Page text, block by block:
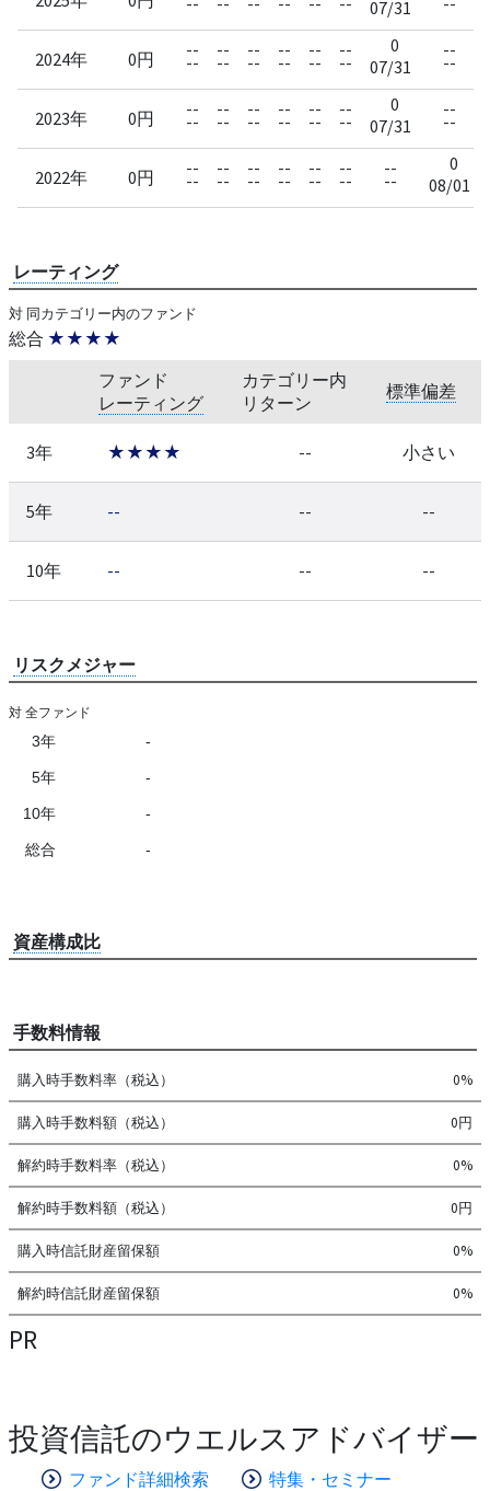
07/31
2024年 0円 --
--
--
--
--
--
--
--
--
--
--
--
0
07/31
--
--
2023年 0円 --
--
--
--
--
--
--
--
--
--
--
--
0
07/31
--
--
2022年 0円 --
--
--
--
--
--
--
--
--
--
--
--
--
--
0
08/01
レーティング
対 同カテゴリー内のファンド
総合 ★★★★
ファンド
レーティング
カテゴリー内
リターン
標準偏差
3年 ★★★★ -- 小さい
5年 -- -- --
10年 -- -- --
リスクメジャー
対 全ファンド
3年 -
5年 -
10年 -
総合 -
資産構成比
手数料情報
購入時手数料率（税込） 0%
購入時手数料額（税込） 0円
解約時手数料率（税込） 0%
解約時手数料額（税込） 0円
購入時信託財産留保額 0%
解約時信託財産留保額 0%
PR
投資信託のウエルスアドバイザー
ファンド詳細検索
特集・セミナー